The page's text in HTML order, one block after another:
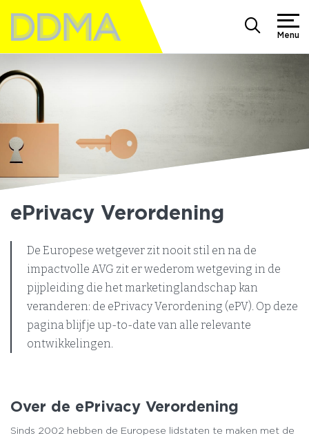
Menu
ePrivacy Verordening
De Europese wetgever zit nooit stil en na de
impactvolle AVG zit er wederom wetgeving in de
pijpleiding die het marketinglandschap kan
veranderen: de ePrivacy Verordening (ePV). Op deze
pagina blijf je up-to-date van alle relevante
ontwikkelingen.
Over de ePrivacy Verordening
Sinds 2002 hebben de Europese lidstaten te maken met de